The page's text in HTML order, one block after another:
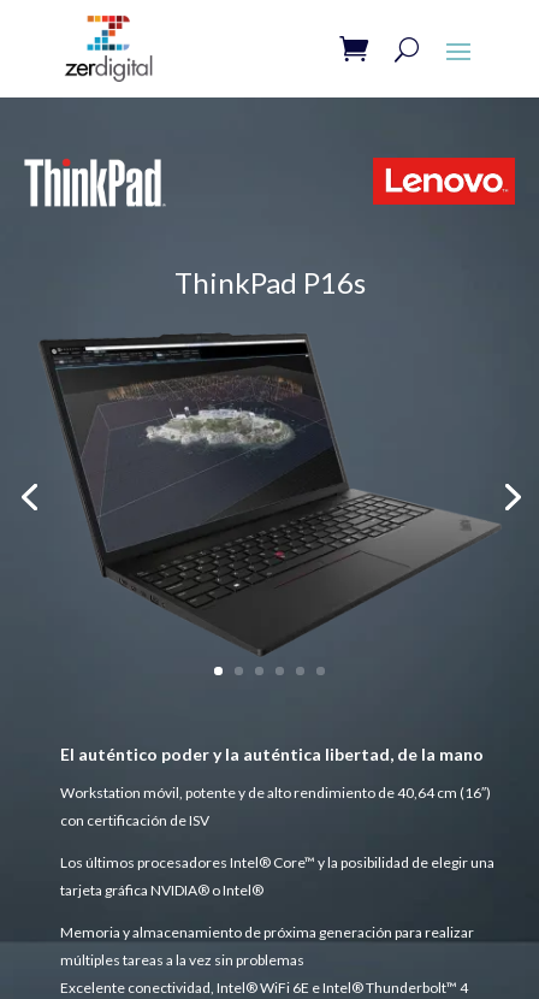
ThinkPad P16s
El auténtico poder y la auténtica libertad, de la mano
Workstation móvil, potente y de alto rendimiento de 40,64 cm (16″)
con certificación de ISV
Los últimos procesadores Intel® Core™ y la posibilidad de elegir una
tarjeta gráfica NVIDIA® o Intel®
Memoria y almacenamiento de próxima generación para realizar
múltiples tareas a la vez sin problemas
Excelente conectividad, Intel® WiFi 6E e Intel® Thunderbolt™ 4